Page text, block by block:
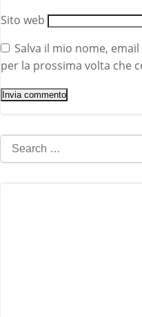
Sito web
Salva il mio nome,
per la prossima volta che
Search
for: